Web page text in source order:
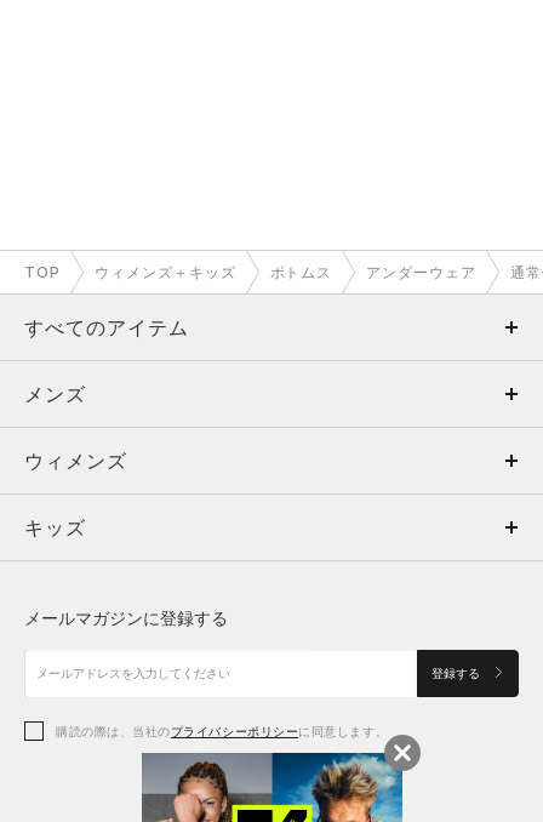
TOP ウィメンズ＋キッズ ボトムス アンダーウェア 通
すべてのアイテム
メンズ
ウィメンズ
キッズ
アクセサリー
メンズ
トップス
ボトムス
アクセサリー
ウィメンズ
トップス
シューズ
アクセサリー
キッズ
シューズ
メールマガジンに登録する
登録する
購読の際は、当社のプライバシーポリシーに同意します。